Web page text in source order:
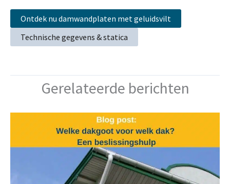
Ontdek nu damwandplaten met geluidsvilt
Technische gegevens & statica
Gerelateerde berichten